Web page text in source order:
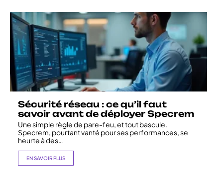
Sécurité réseau : ce qu’il faut
savoir avant de déployer Specrem
Une simple règle de pare-feu, et tout bascule.
Specrem, pourtant vanté pour ses performances, se
heurte à des…
EN SAVOIR PLUS